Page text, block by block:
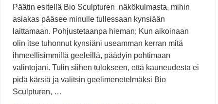
Päätin esitellä Bio Sculpturen näkökulmasta, mihin
asiakas pääsee minulle tullessaan kynsiään
laittamaan. Pohjustetaanpa hieman; Kun aikoinaan
olin itse tuhonnut kynsiäni useamman kerran mitä
ihmeellisimmillä geeleillä, päädyin pohtimaan
valintojani. Tulin siihen tulokseen, että kauneudesta ei
pidä kärsiä ja valitsin geelimenetelmäksi Bio
Sculpturen, …